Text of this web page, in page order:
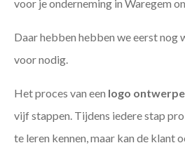
voor je onderneming in Waregem
Daar hebben hebben we eerst
voor nodig.
Het proces van een logo
vijf stappen. Tijdens iedere stap
te leren kennen, maar kan de klant